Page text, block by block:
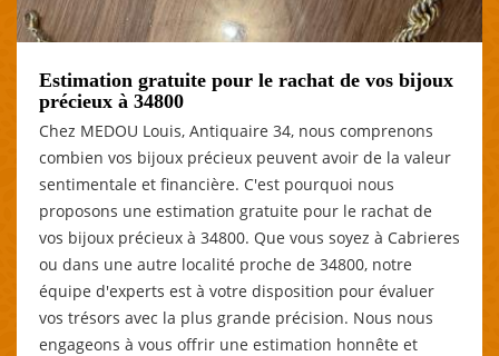
Estimation gratuite pour le rachat de vos bijoux
précieux à 34800
Chez MEDOU Louis, Antiquaire 34, nous comprenons
combien vos bijoux précieux peuvent avoir de la valeur
sentimentale et financière. C'est pourquoi nous
proposons une estimation gratuite pour le rachat de
vos bijoux précieux à 34800. Que vous soyez à Cabrieres
ou dans une autre localité proche de 34800, notre
équipe d'experts est à votre disposition pour évaluer
vos trésors avec la plus grande précision. Nous nous
engageons à vous offrir une estimation honnête et